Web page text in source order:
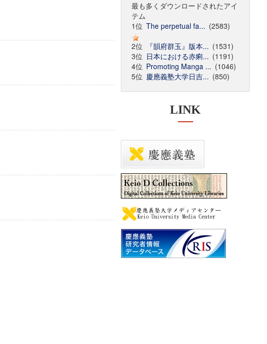
最も多くダウンロードされたアイ
テム
1位 The perpetual fa... (2583)
2位
『韻府群玉』版本... (1531)
3位 日本における赤痢... (1191)
4位 Promoting Manga ... (1046)
5位 慶應義塾大学日吉... (850)
LINK